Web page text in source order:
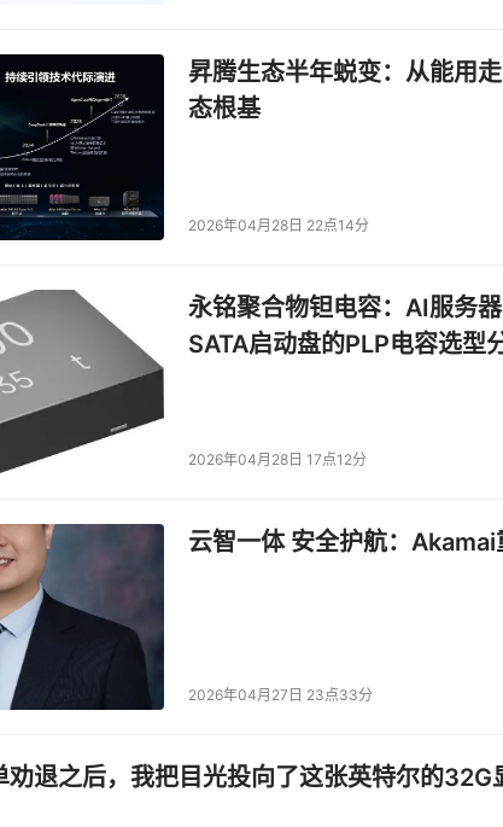
昇腾生态半年蜕变：从能用
态根基
2026年04月28日 22点14分
永铭聚合物钽电容：AI服务
SATA启动盘的PLP电容选型
2026年04月28日 17点12分
云智一体 安全护航：
2026年04月27日 23点33分
退之后，我把目光投向了这张英特尔的32G